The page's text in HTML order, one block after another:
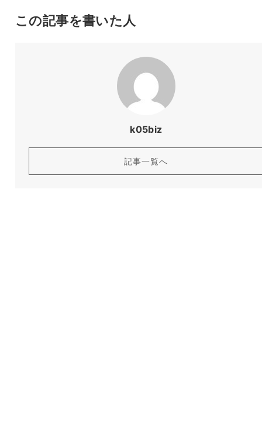
この記事を書いた人
k05biz
記事一覧へ